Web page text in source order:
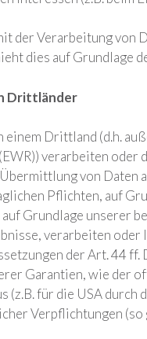
der Verarbeitung von
dies auf Grundlage
Drittländer
Drittland (d.h.
verarbeiten oder
von Daten
Pflichten, auf
Grundlage unserer
verarbeiten oder
der Art. 44
Garantien, wie der
(z.B. für die USA
Verpflichtungen (so